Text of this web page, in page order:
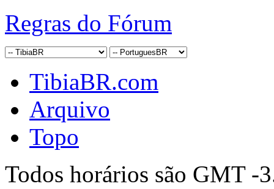
Regras do Fórum
TibiaBR.com
Arquivo
Topo
Todos horários são GMT -